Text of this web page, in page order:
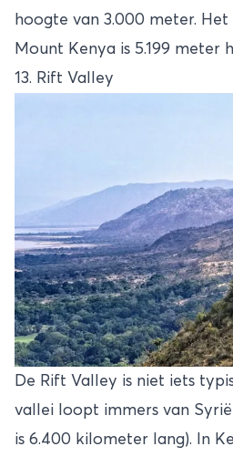
hoogte van 3.000 meter.
Mount Kenya is 5.199 meter
13. Rift Valley
De Rift Valley is niet iets
vallei loopt immers van
is 6.400 kilometer lang). In